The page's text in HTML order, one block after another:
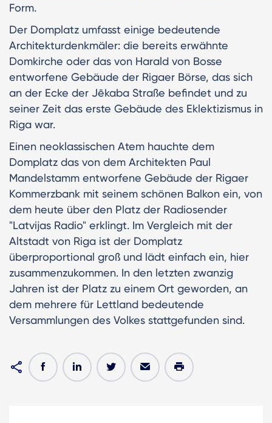
Form.
Der Domplatz umfasst einige bedeutende
Architekturdenkmäler: die bereits erwähnte
Domkirche oder das von Harald von Bosse
entworfene Gebäude der Rigaer Börse, das sich
an der Ecke der Jēkaba Straße befindet und zu
seiner Zeit das erste Gebäude des Eklektizismus in
Riga war.
Einen neoklassischen Atem hauchte dem
Domplatz das von dem Architekten Paul
Mandelstamm entworfene Gebäude der Rigaer
Kommerzbank mit seinem schönen Balkon ein, von
dem heute über den Platz der Radiosender
"Latvijas Radio" erklingt. Im Vergleich mit der
Altstadt von Riga ist der Domplatz
überproportional groß und lädt einfach ein, hier
zusammenzukommen. In den letzten zwanzig
Jahren ist der Platz zu einem Ort geworden, an
dem mehrere für Lettland bedeutende
Versammlungen des Volkes stattgefunden sind.